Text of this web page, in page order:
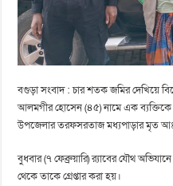
বগুড়া সংবাদ : চার শতক জমির দেখিয়ে
আলমগীর হোসেন (৪৫) নামে এক ব্যক্তিকে
উপজেলার তরফসরতাজ মধ্যপাড়ার মৃত আঃ
বুধবার (৭ ফেব্রুয়ারি) র‍্যাবের যৌথ
থেকে তাকে গ্রেপ্তার করা হয়।